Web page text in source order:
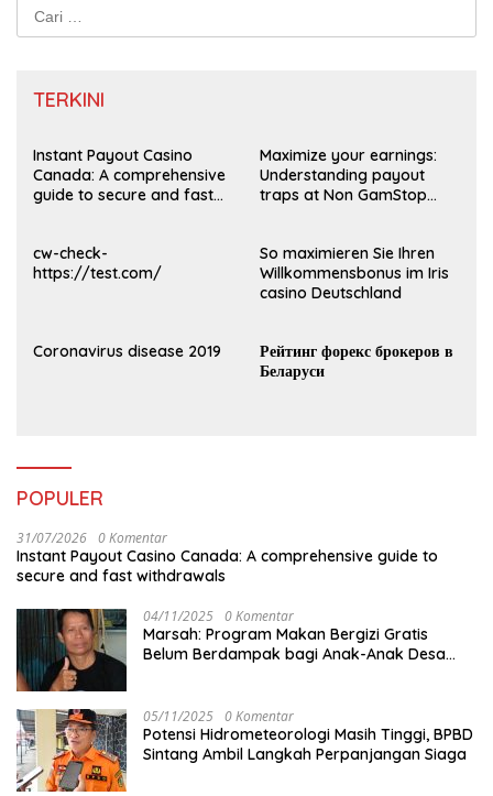
TERKINI
Instant Payout Casino
Canada: A comprehensive
guide to secure and fast
Maximize your earnings:
Understanding payout
traps at Non GamStop
cw-check-
https://test.com/
So maximieren Sie Ihren
Willkommensbonus im Iris
casino Deutschland
Coronavirus disease 2019
Рейтинг форекс брокеров в
Беларуси
POPULER
31/07/2026 0 Komentar
Instant Payout Casino Canada: A comprehensive guide to
secure and fast withdrawals
04/11/2025 0 Komentar
Marsah: Program Makan Bergizi Gratis
Belum Berdampak bagi Anak-Anak Desa
05/11/2025 0 Komentar
Potensi Hidrometeorologi Masih Tinggi, BPBD
Sintang Ambil Langkah Perpanjangan Siaga